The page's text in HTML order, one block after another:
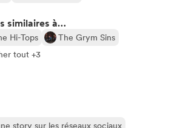
similaires à…
Hi-Tops
The Grym Sins
tout +3
story sur les réseaux sociaux